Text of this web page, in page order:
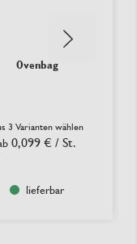
Ovenbag
3 Varianten wählen
0,099 € / St.
lieferbar